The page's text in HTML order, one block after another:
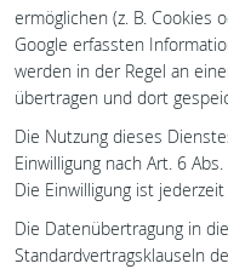
ermöglichen (z. B. Cookies
Google erfassten
werden in der Regel an
übertragen und dort
Die Nutzung dieses
Einwilligung nach Art. 6
Die Einwilligung ist
Die Datenübertragung in
Standardvertragsklauseln